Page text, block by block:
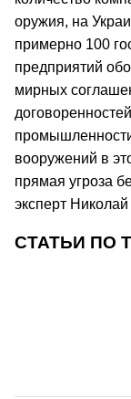
оружия, на
примерно 100
предприятий
мирных
вооружений в
прямая угроза
эксперт
СТАТЬИ ПО